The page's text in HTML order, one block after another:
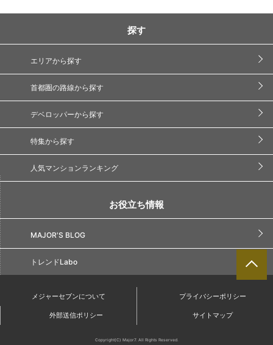
探す
エリアから探す
首都圏の路線から探す
デベロッパーから探す
特集から探す
人気マンションランキング
お役立ち情報
MAJOR'S BLOG
トレンドLabo
メジャーセブンについて プライバシーポリシー
外部送信ポリシー サイトマップ
Copyright(C) Major7. All Rights Reserved.